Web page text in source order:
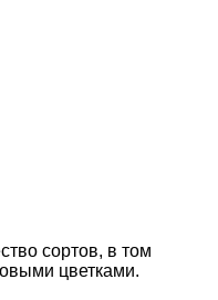
сортов, в том
цветками.